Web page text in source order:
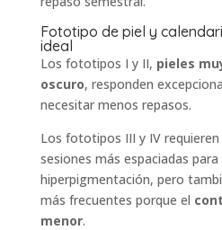
Fototipo de piel y
ideal
Los fototipos I y II, pieles
oscuro, responden
necesitar menos repasos.
Los fototipos III y IV
sesiones más espaciadas
hiperpigmentación, pero
más frecuentes porque el
menor.